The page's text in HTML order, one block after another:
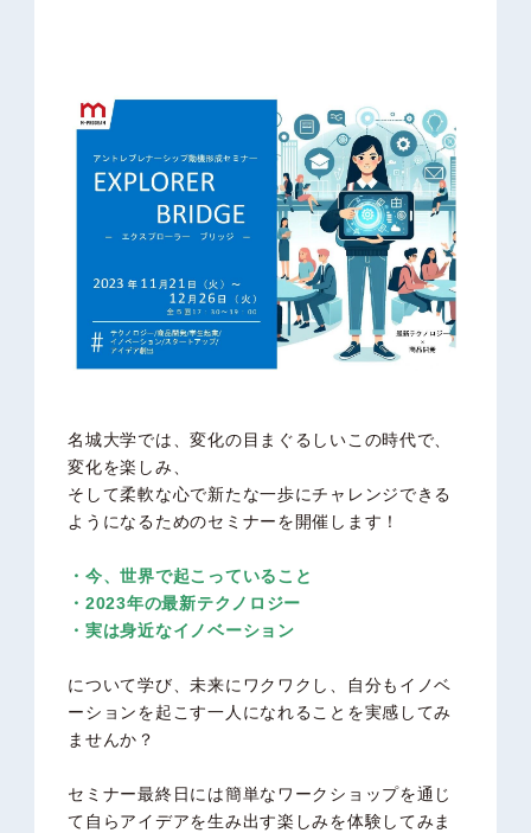
名城大学では、変化の目まぐるしいこの時代で、
変化を楽しみ、
そして柔軟な心で新たな一歩にチャレンジできる
ようになるためのセミナーを開催します！
・今、世界で起こっていること
・2023年の最新テクノロジー
・実は身近なイノベーション
について学び、未来にワクワクし、自分もイノベ
ーションを起こす一人になれることを実感してみ
ませんか？
セミナー最終日には簡単なワークショップを通じ
て自らアイデアを生み出す楽しみを体験してみま